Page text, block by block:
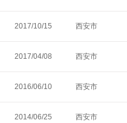
2017/10/15 西安市
2017/04/08 西安市
2016/06/10 西安市
2014/06/25 西安市